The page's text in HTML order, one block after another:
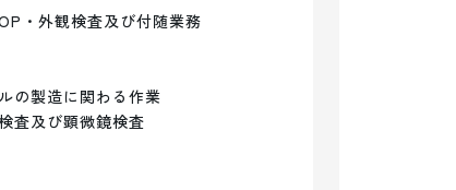
・外観検査及び付随業務
の製造に関わる作業
査及び顕微鏡検査